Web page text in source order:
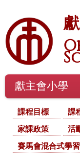
獻主會小學
課程目標 課
家課政策
活
賽馬會混合式學